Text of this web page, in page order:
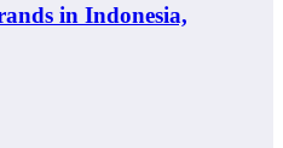
in Indonesia,